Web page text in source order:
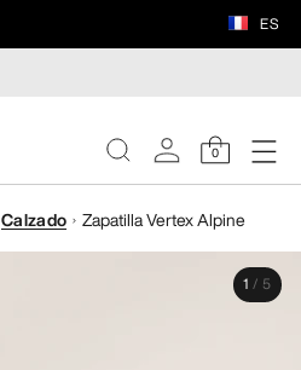
ES
0
Calzado Zapatilla Vertex Alpine
1 / 5